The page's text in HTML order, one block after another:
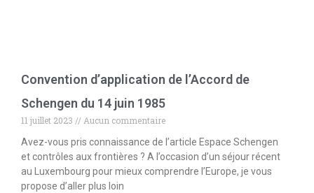
Convention d’application de l’Accord de
Schengen du 14 juin 1985
11 juillet 2023
Aucun commentaire
Avez-vous pris connaissance de l’article Espace Schengen
et contrôles aux frontières ? A l’occasion d’un séjour récent
au Luxembourg pour mieux comprendre l’Europe, je vous
propose d’aller plus loin